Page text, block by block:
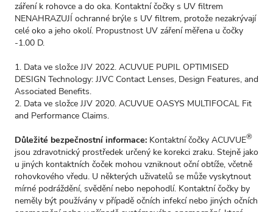
záření k rohovce a do oka. Kontaktní čočky s UV filtrem
NENAHRAZUJÍ ochranné brýle s UV filtrem, protože nezakrývají
celé oko a jeho okolí. Propustnost UV záření měřena u čočky
-1.00 D.
1. Data ve složce JJV 2022. ACUVUE PUPIL OPTIMISED
DESIGN Technology: JJVC Contact Lenses, Design Features, and
Associated Benefits.
2. Data ve složce JJV 2020. ACUVUE OASYS MULTIFOCAL Fit
and Performance Claims.
Důležité bezpečnostní informace: Kontaktní čočky ACUVUE®
jsou zdravotnický prostředek určený ke korekci zraku. Stejně jako
u jiných kontaktních čoček mohou vzniknout oční obtíže, včetně
rohovkového vředu. U některých uživatelů se může vyskytnout
mírné podráždění, svědění nebo nepohodlí. Kontaktní čočky by
neměly být používány v případě očních infekcí nebo jiných očních